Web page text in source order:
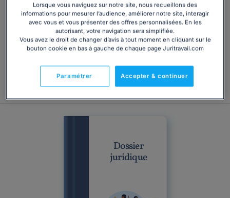
employeur et êtes en désaccord avec le motif invoqué,
mais vous ne savez pas comment faire valoir vos droits
devant le Conseil de prud'hommes ? Il est vrai que l'issue
d'une procédure judiciaire reste toujours incertaine,
quand bien même vous seriez convaincu d'être...
Dossier
juridique
Lorsque vous naviguez sur notre site, nous recueillons des
informations pour mesurer l’audience, améliorer notre site, interagir
avec vous et vous présenter des offres personnalisées. En les
autorisant, votre navigation sera simplifiée.
Vous avez le droit de changer d’avis à tout moment en cliquant sur le
bouton cookie en bas à gauche de chaque page Juritravail.com
Accepter & continuer
Paramétrer